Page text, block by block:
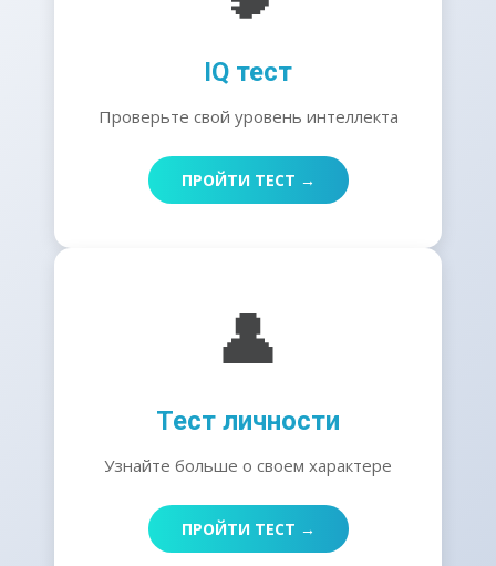
IQ тест
Проверьте свой уровень интеллекта
ПРОЙТИ ТЕСТ →
👤
Тест личности
Узнайте больше о своем характере
ПРОЙТИ ТЕСТ →